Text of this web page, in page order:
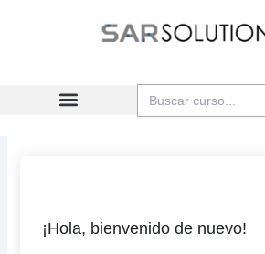
Buscar:
¡Hola, bienvenido de nuevo!